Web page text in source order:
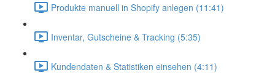
Produkte manuell in Shopify anlegen (11:41)
Inventar, Gutscheine & Tracking (5:35)
Kundendaten & Statistiken einsehen (4:11)